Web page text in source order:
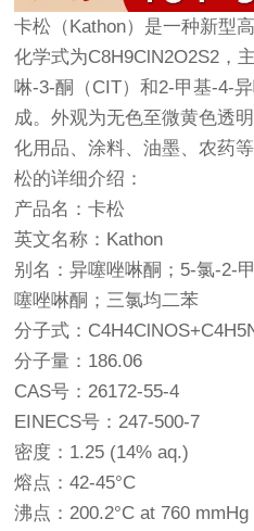
卡松（Kathon）是一种新型
化学式为C8H9ClN2O2S2，
啉-3-酮（CIT）和2-甲基-4-
成。外观为无色至微黄色透
化用品、涂料、油墨、农药
松的详细介绍：
产品名：卡松
英文名称：Kathon
别名：异噻唑啉酮；5-氯-2-
噻唑啉酮；三氯均二苯
分子式：
分子量：186.06
CAS号：26172-55-4
EINECS号：247-500-7
密度：1.25 (14% aq.)
熔点：42-45°C
沸点：200.2°C at 760 mmHg